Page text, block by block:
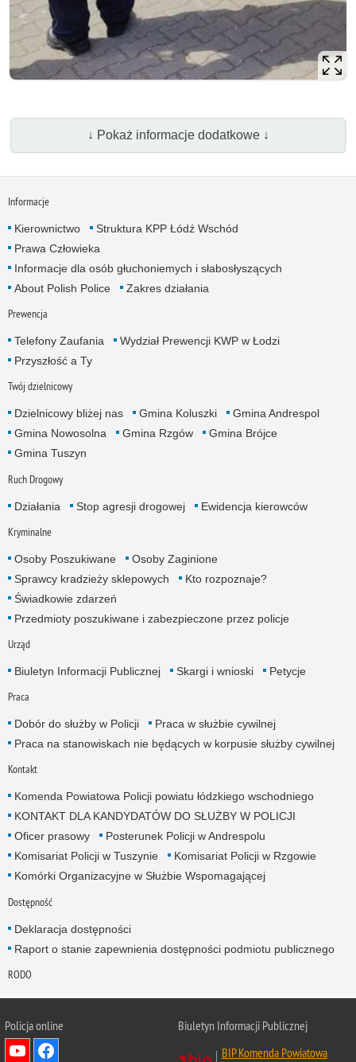
↓ Pokaż informacje dodatkowe ↓
Informacje
Kierownictwo
Struktura KPP Łódź Wschód
Prawa Człowieka
Informacje dla osób głuchoniemych i słabosłyszących
About Polish Police
Zakres działania
Prewencja
Telefony Zaufania
Wydział Prewencji KWP w Łodzi
Przyszłość a Ty
Twój dzielnicowy
Dzielnicowy bliżej nas Gmina Koluszki
Gmina Andrespol
Gmina Nowosolna
Gmina Rzgów
Gmina Brójce
Gmina Tuszyn
Ruch Drogowy
Działania Stop agresji drogowej Ewidencja kierowców
Kryminalne
Osoby Poszukiwane
Osoby Zaginione
Sprawcy kradzieży sklepowych
Kto rozpoznaje?
Świadkowie zdarzeń
Przedmioty poszukiwane i zabezpieczone przez policje
Urząd
Biuletyn Informacji Publicznej Skargi i wnioski Petycje
Praca
Dobór do służby w Policji
Praca w służbie cywilnej
Praca na stanowiskach nie będących w korpusie służby cywilnej
Kontakt
Komenda Powiatowa Policji powiatu łódzkiego wschodniego
KONTAKT DLA KANDYDATÓW DO SŁUŻBY W POLICJI
Oficer prasowy
Posterunek Policji w Andrespolu
Komisariat Policji w Tuszynie
Komisariat Policji w Rzgowie
Komórki Organizacyjne w Służbie Wspomagającej
Dostępność
Deklaracja dostępności
Raport o stanie zapewnienia dostępności podmiotu publicznego
RODO
Policja online
Biuletyn Informacji Publicznej
BIP Komenda Powiatowa